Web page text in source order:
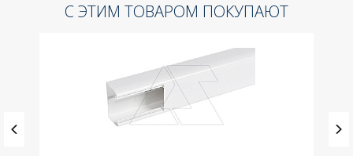
С ЭТИМ ТОВАРОМ ПОКУПАЮТ